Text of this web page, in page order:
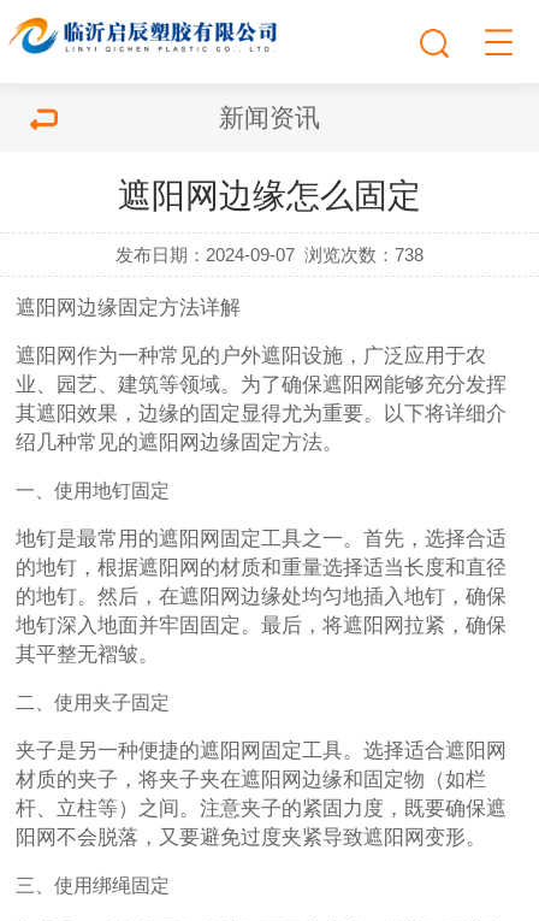
新闻资讯
遮阳网边缘怎么固定
发布日期：2024-09-07 浏览次数：738
遮阳网边缘固定方法详解
遮阳网作为一种常见的户外遮阳设施，广泛应用于农
业、园艺、建筑等领域。为了确保遮阳网能够充分发挥
其遮阳效果，边缘的固定显得尤为重要。以下将详细介
绍几种常见的遮阳网边缘固定方法。
一、使用地钉固定
地钉是最常用的遮阳网固定工具之一。首先，选择合适
的地钉，根据遮阳网的材质和重量选择适当长度和直径
的地钉。然后，在遮阳网边缘处均匀地插入地钉，确保
地钉深入地面并牢固固定。最后，将遮阳网拉紧，确保
其平整无褶皱。
二、使用夹子固定
夹子是另一种便捷的遮阳网固定工具。选择适合遮阳网
材质的夹子，将夹子夹在遮阳网边缘和固定物（如栏
杆、立柱等）之间。注意夹子的紧固力度，既要确保遮
阳网不会脱落，又要避免过度夹紧导致遮阳网变形。
三、使用绑绳固定